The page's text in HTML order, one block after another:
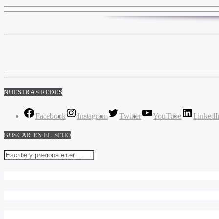
NUESTRAS REDES
Facebook Instagram Twitter YouTube
BUSCAR EN EL SITIO